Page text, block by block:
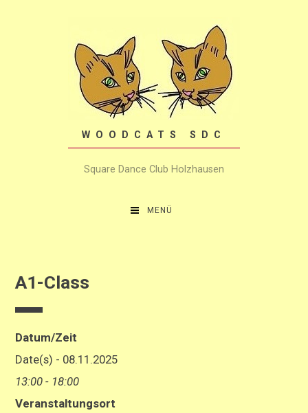
WOODCATS SDC
Square Dance Club Holzhausen
MENÜ
A1-Class
Datum/Zeit
Date(s) - 08.11.2025
13:00 - 18:00
Veranstaltungsort